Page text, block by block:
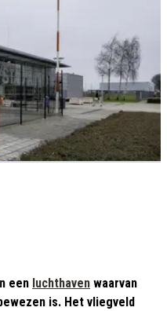
een luchthaven waarvan
is. Het vliegveld